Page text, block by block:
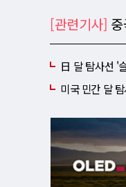
[관련기사]
日 달 탐사선 '
미국 민간 달